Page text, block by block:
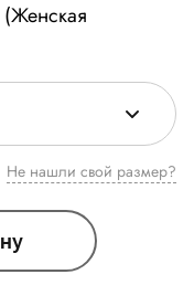
Не нашли свой размер?